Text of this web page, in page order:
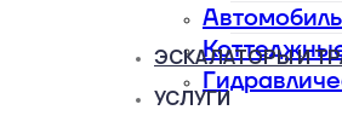
ЭСКАЛАТОРЫ И
УСЛУГИ